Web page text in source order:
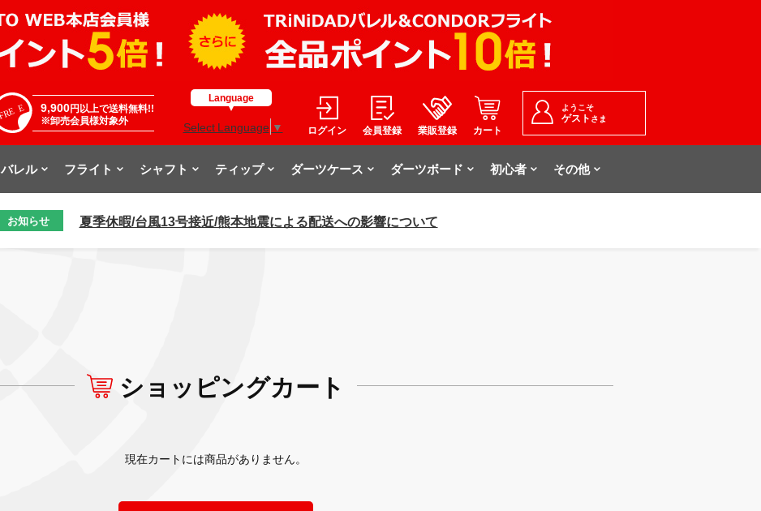
9,900円以上で送料無料!!
※卸売会員様対象外
Language
Select Language ▼ ログイン 会員登録 業販登録 カート
ようこそ
ゲスト さま
バレル フライト シャフト ティップ ダーツケース ダーツボード 初心者 その他
お知らせ 夏季休暇/台風13号接近/熊本地震による配送への影響について
ショッピングカート
現在カートには商品がありません。